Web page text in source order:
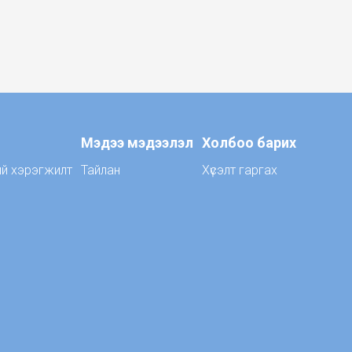
хэрэгжилт
Мэдээ мэдээлэл
Тайлан
Холбоо барих
Хүсэлт гаргах